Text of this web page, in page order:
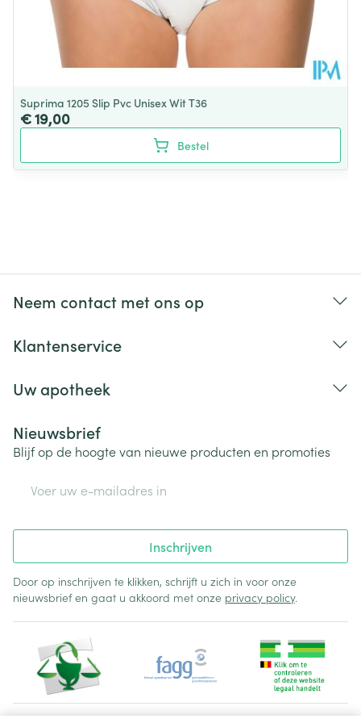
Suprima 1205 Slip Pvc Unisex Wit T36
€ 19,00
Bestel
Neem contact met ons op
Klantenservice
Uw apotheek
Nieuwsbrief
Blijf op de hoogte van nieuwe producten en promoties
Inschrijven
Door op inschrijven te klikken, schrijft u zich in voor onze
nieuwsbrief en gaat u akkoord met onze privacy policy.